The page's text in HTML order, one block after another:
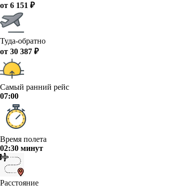
от 6 151 ₽
Туда-обратно
от 30 387 ₽
Самый ранний рейс
07:00
Время полета
02:30 минут
Расстояние